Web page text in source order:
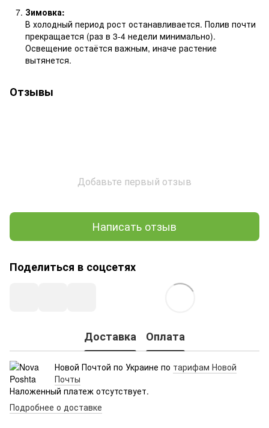
Зимовка:
В холодный период рост останавливается. Полив почти
прекращается (раз в 3-4 недели минимально).
Освещение остаётся важным, иначе растение
вытянется.
Отзывы
Добавьте первый отзыв
Написать отзыв
Поделиться в соцсетях
Доставка Оплата
Новой Почтой по Украине по тарифам Новой
Почты
Наложенный платеж отсутствует.
Подробнее о доставке